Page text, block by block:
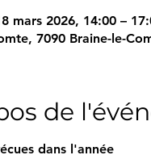
mars 2026, 14:00 –
7090 Braine-le-
de
dans l'année